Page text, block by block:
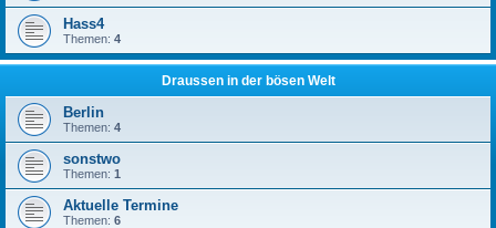
Hass4
Themen: 4
Draussen in der bösen Welt
Berlin
Themen: 4
sonstwo
Themen: 1
Aktuelle Termine
Themen: 6